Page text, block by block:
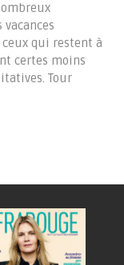
qui restent à
certes moins
Tour